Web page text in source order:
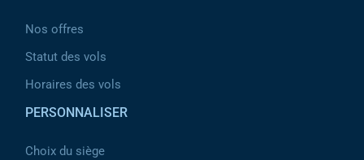
Nos offres
Statut des vols
Horaires des vols
PERSONNALISER
Choix du siège